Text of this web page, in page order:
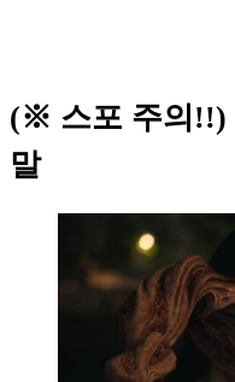
(※ 스포 주의!!)
말